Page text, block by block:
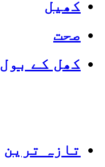
کھیل
صحت
کھل کے بول
تازہ ترین